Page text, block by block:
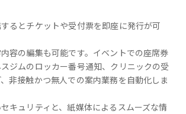
るとチケットや受付票を即座に発行が可
容の編集も可能です。イベントでの座席券
ジムのロッカー番号通知、クリニックの受
非接触かつ無人での案内業務を自動化しま
キュリティと、紙媒体によるスムーズな情